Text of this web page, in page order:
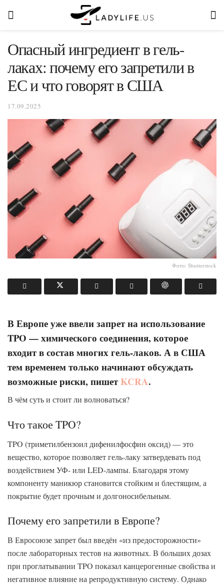
Опасный ингредиент в гель-
лаках: почему его запретили в
ЕС и что говорят в США
17.09.2025
Фото: Shutterstock
В Европе уже ввели запрет на использование
TPO — химического соединения, которое
входит в состав многих гель-лаков. А в США
тем временем только начинают обсуждать
возможные риски, пишетKCRA.
В чём суть и стоит ли волноваться?
Что такое TPO?
TPO (триметилбензоил дифенилфосфин оксид) — это
вещество, которое позволяет гель-лаку затвердевать под
воздействием УФ- или LED-лампы. Благодаря этому
компоненту маникюр становится стойким и блестящим, а
покрытие будет прочным и долгоносибельным.
Почему его запретили в Европе?
В Евросоюзе запрет был введён «из предосторожности»
после лабораторных тестов на животных. В больших дозах
при проглатывании TPO показал канцерогенные свойства и
негативное влияние на репродуктивную систему. Однако